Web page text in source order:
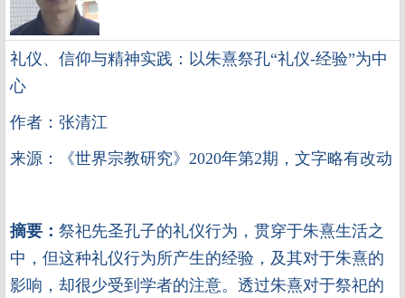
礼仪、信仰与精神实践：以朱熹祭孔“礼仪-经验”为中
心
作者：张清江
来源：《世界宗教研究》2020年第2期，文字略有改动
摘要： 祭祀先圣孔子的礼仪行为，贯穿于朱熹生活之
中，但这种礼仪行为所产生的经验，及其对于朱熹的
影响，却很少受到学者的注意。透过朱熹对于祭祀的